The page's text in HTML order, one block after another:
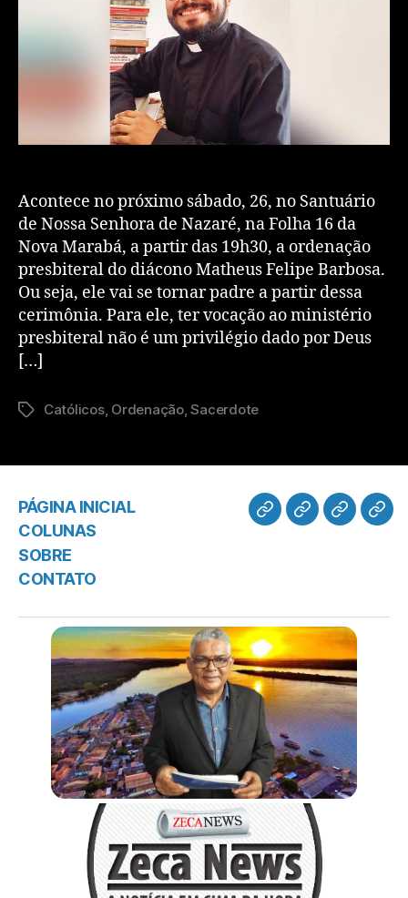
Acontece no próximo sábado, 26, no Santuário
de Nossa Senhora de Nazaré, na Folha 16 da
Nova Marabá, a partir das 19h30, a ordenação
presbiteral do diácono Matheus Felipe Barbosa.
Ou seja, ele vai se tornar padre a partir dessa
cerimônia. Para ele, ter vocação ao ministério
presbiteral não é um privilégio dado por Deus
[…]
Católicos, Ordenação,Sacerdote
PÁGINA INICIAL
COLUNAS
SOBRE
CONTATO